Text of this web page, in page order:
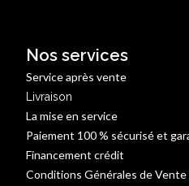
Nos services
Service après vente
Livraison
La mise en service
Paiement 100 % sécurisé et
Financement crédit
Conditions Générales de